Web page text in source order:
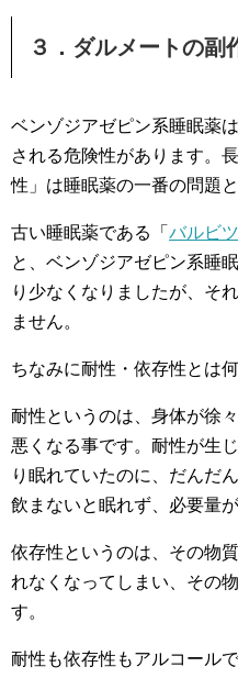
３．ダルメートの副
ベンゾジアゼピン系睡眠薬
される危険性があります。
性」は睡眠薬の一番の問題
古い睡眠薬である「 バルビ
と、ベンゾジアゼピン系睡
り少なくなりましたが、そ
ません。
ちなみに耐性・依存性とは
耐性というのは、身体が徐
悪くなる事です。耐性が生
り眠れていたのに、だんだ
飲まないと眠れず、必要量
依存性というのは、その物
れなくなってしまい、その
す。
耐性も依存性もアルコール